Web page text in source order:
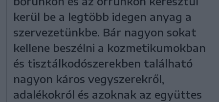
kerül be a legtöbb idegen anyag a
szervezetünkbe. Bár nagyon sokat
kellene beszélni a kozmetikumokban
és tisztálkodószerekben található
nagyon káros vegyszerekről,
adalékokról és azoknak az együttes